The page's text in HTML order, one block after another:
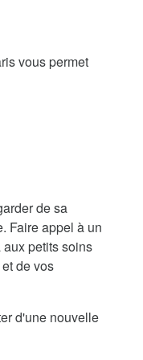
vous permet
de sa
Faire appel à un
petits soins
de vos
d'une nouvelle